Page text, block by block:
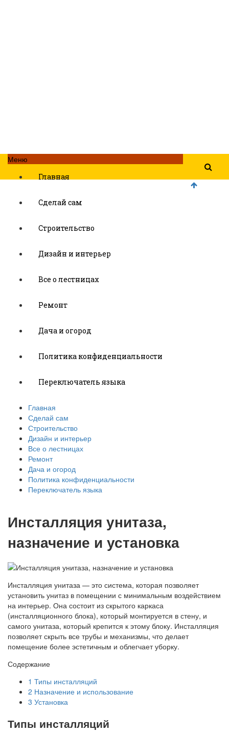
Меню
Главная
Сделай сам
Строительство
Дизайн и интерьер
Все о лестницах
Ремонт
Дача и огород
Политика конфиденциальности
Переключатель языка
Главная
Сделай сам
Строительство
Дизайн и интерьер
Все о лестницах
Ремонт
Дача и огород
Политика конфиденциальности
Переключатель языка
Инсталляция унитаза,
назначение и установка
Инсталляция унитаза — это система, которая позволяет
установить унитаз в помещении с минимальным воздействием
на интерьер. Она состоит из скрытого каркаса
(инсталляционного блока), который монтируется в стену, и
самого унитаза, который крепится к этому блоку. Инсталляция
позволяет скрыть все трубы и механизмы, что делает
помещение более эстетичным и облегчает уборку.
Содержание
1 Типы инсталляций
2 Назначение и использование
3 Установка
Типы инсталляций